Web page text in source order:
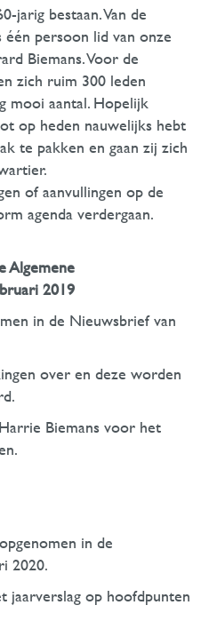
jarig bestaan. Van de
persoon lid van onze
Biemans. Voor de
zich ruim 300 leden
mooi aantal. Hopelijk
op heden nauwelijks hebt
te pakken en gaan zij zich
of aanvullingen op de
agenda verdergaan.
Algemene
2019
in de Nieuwsbrief van
over en deze worden
Biemans voor het
in de
2020.
op hoofdpunten